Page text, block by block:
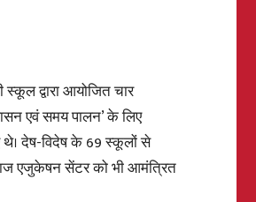
News,
द्वारा आयोजित चार
एवं समय पालन’ के लिए
थे। देष-विदेष के 69 स्कूलों से
एजुकेषन सेंटर को भी आमंत्रित